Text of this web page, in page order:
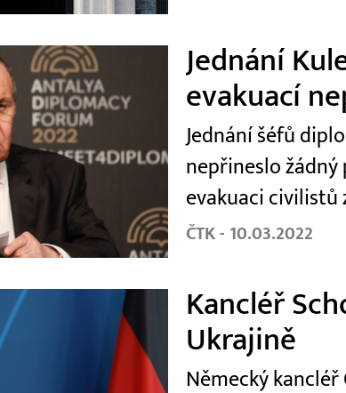
Jednání
evakuací
Jednání šéfů
nepřineslo
evakuaci civilistů
ČTK - 10.03.2022
Kancléř
Ukrajině
Německý